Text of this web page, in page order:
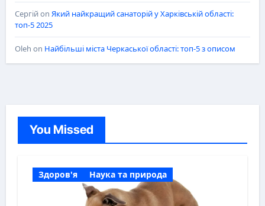
Сергійon Який найкращий санаторій у Харківській області:
топ-5 2025
Oleh on Найбільші міста Черкаської області: топ-5 з описом
You Missed
Здоров'я Наука та природа